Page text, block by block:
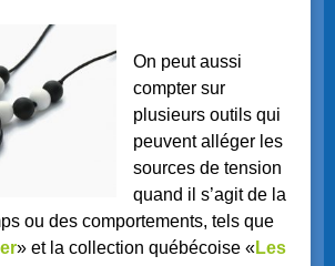
On peut aussi
compter sur
plusieurs outils qui
peuvent alléger les
sources de tension
quand il s’agit de la
ou des comportements, tels que
» et la collection québécoise «Les